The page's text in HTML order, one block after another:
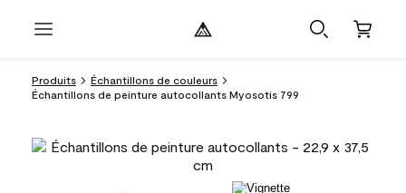
Produits
Échantillons de couleurs
Échantillons de peinture autocollants Myosotis 799